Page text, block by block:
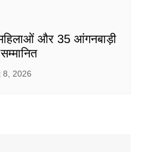
और 35 आंगनबाड़ी
8, 2026